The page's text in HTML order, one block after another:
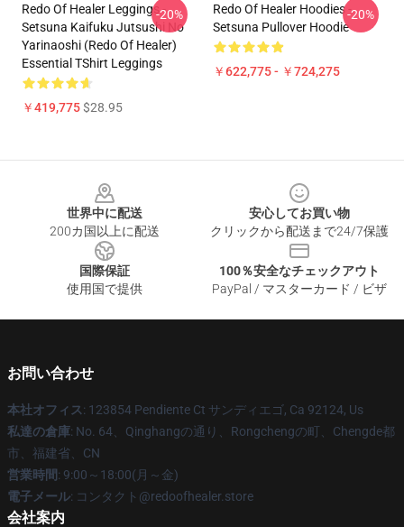
Redo Of Healer Leggings -
Setsuna Kaifuku Jutsushi No
Yarinaoshi (Redo Of Healer)
Essential TShirt Leggings
￥419,775$28.95
-20%
Redo Of Healer Hoodies -
Setsuna Pullover Hoodie
￥622,775 - ￥724,275
-20%
世界中に配送
200カ国以上に配送
安心してお買い物
クリックから配送まで24/7保護
国際保証
使用国で提供
100％安全なチェックアウト
PayPal / マスターカード / ビザ
お問い合わせ
本社オフィス: 123854 Pendiente Ct サンディエゴ, Ca 92124, Us
私達の倉庫: No. 64、Qinghangの通り、Rongchengの町、Chengde都
市、福建省、CN
営業時間: 9:00～18:00(月～金)
電子メール: コンタクト@redoofhealer.store
会社案内